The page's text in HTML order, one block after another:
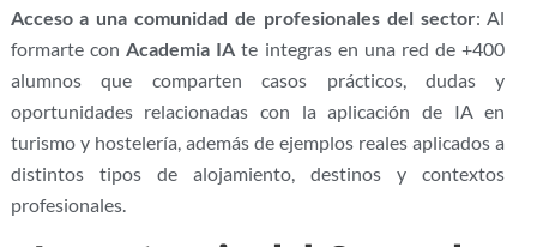
Acceso a una comunidad de profesionales del sector: Al
formarte con Academia IA te integras en una red de +400
alumnos que comparten casos prácticos, dudas y
oportunidades relacionadas con la aplicación de IA en
turismo y hostelería, además de ejemplos reales aplicados a
distintos tipos de alojamiento, destinos y contextos
profesionales.